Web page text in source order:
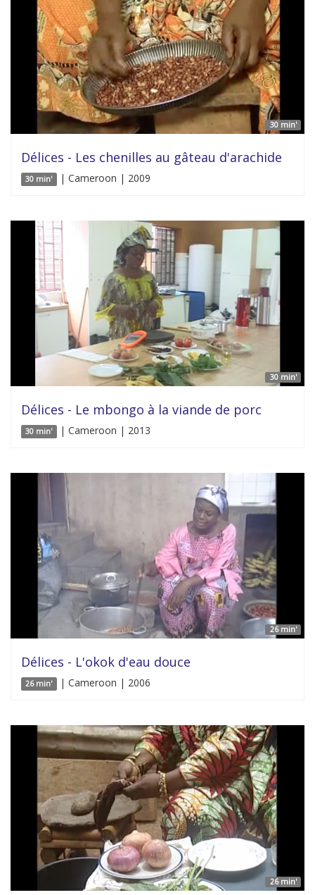
30 min'
Délices - Les chenilles au gâteau d'arachide
30 min' | Cameroon | 2009
30 min'
Délices - Le mbongo à la viande de porc
30 min' | Cameroon | 2013
26 min'
Délices - L'okok d'eau douce
26 min' | Cameroon | 2006
26 min'